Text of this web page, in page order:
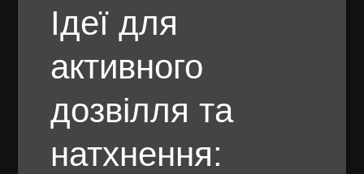
Ідеї для
активного
дозвілля та
натхнення: